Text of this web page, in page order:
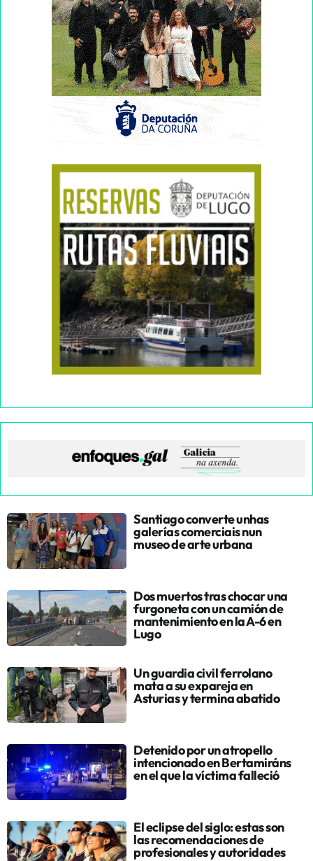
Santiago converte unhas
galerías comerciais nun
museo de arte urbana
Dos muertos tras chocar una
furgoneta con un camión de
mantenimiento en la A-6 en
Lugo
Un guardia civil ferrolano
mata a su expareja en
Asturias y termina abatido
Detenido por un atropello
intencionado en Bertamiráns
en el que la víctima falleció
El eclipse del siglo: estas son
las recomendaciones de
profesionales y autoridades